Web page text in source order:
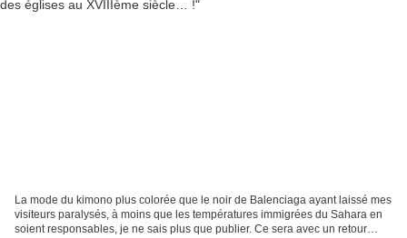
La mode du kimono plus colorée que le noir de Balenciaga ayant laissé mes
visiteurs paralysés, à moins que les températures immigrées du Sahara en
soient responsables, je ne sais plus que publier. Ce sera avec un retour